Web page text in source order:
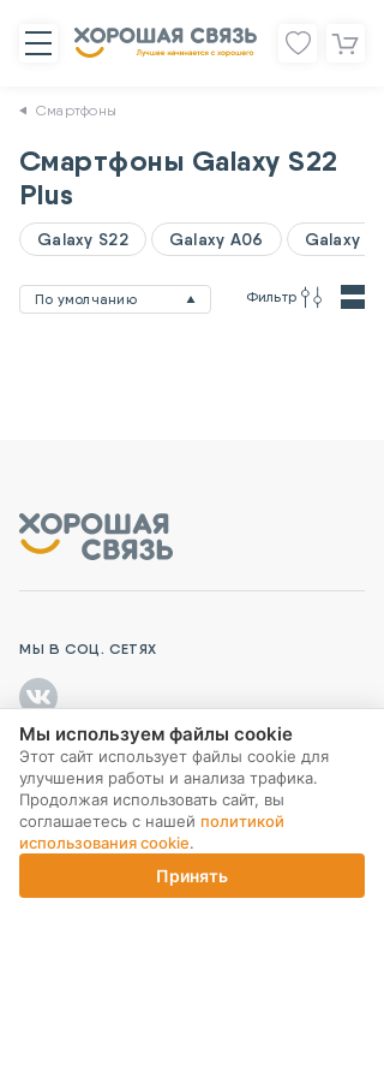
Смартфоны
Смартфоны Galaxy S22
Plus
Galaxy S22 Galaxy A06 Galaxy
По умолчанию Фильтр
Корзина
МЫ В СОЦ. СЕТЯХ
ПОДПИСКА НА РАССЫЛКУ
Мы используем файлы cookie
Этот сайт использует файлы cookie для
улучшения работы и анализа трафика.
Продолжая использовать сайт, вы
соглашаетесь с нашей политикой
использования cookie.
Принять